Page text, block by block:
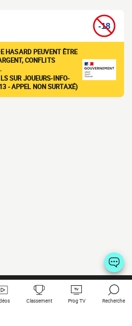
HASARD PEUVENT ÊTRE
CONFLITS
SUR JOUEURS-INFO-
- APPEL NON SURTAXÉ)
Classement Prog TV Recherche